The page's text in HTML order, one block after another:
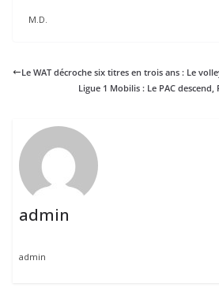
M.D.
Le WAT décroche six titres en trois ans : Le
Ligue 1 Mobilis : Le PAC descend,
admin
admin